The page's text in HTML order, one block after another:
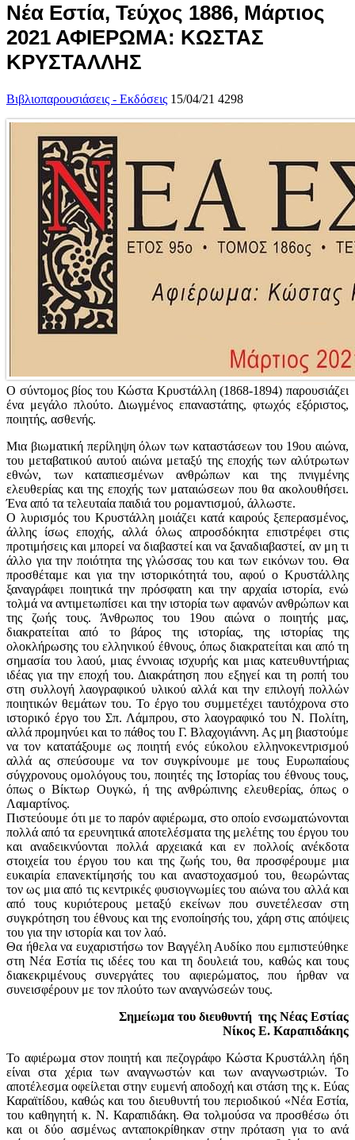
Νέα Εστία, Τεύχος 1886, Μάρτιος
2021 ΑΦΙΕΡΩΜΑ: ΚΩΣΤΑΣ
ΚΡΥΣΤΑΛΛΗΣ
Βιβλιοπαρουσιάσεις - Εκδόσεις 15/04/21 4298
Ο σύντομος βίος του Κώστα Κρυστάλλη (1868-1894) παρουσιάζει
ένα μεγάλο πλούτο. Διωγμένος επαναστάτης, φτωχός εξόριστος,
ποιητής, ασθενής.
Μια βιωματική περίληψη όλων των καταστάσεων του 19ου αιώνα,
του μεταβατικού αυτού αιώνα μεταξύ της εποχής των αλύτρωτων
εθνών, των καταπιεσμένων ανθρώπων και της πνιγμένης
ελευθερίας και της εποχής των ματαιώσεων που θα ακολουθήσει.
Ένα από τα τελευταία παιδιά του ρομαντισμού, άλλωστε.
Ο λυρισμός του Κρυστάλλη μοιάζει κατά καιρούς ξεπερασμένος,
άλλης ίσως εποχής, αλλά όλως απροσδόκητα επιστρέφει στις
προτιμήσεις και μπορεί να διαβαστεί και να ξαναδιαβαστεί, αν μη τι
άλλο για την ποιότητα της γλώσσας του και των εικόνων του. Θα
προσθέταμε και για την ιστορικότητά του, αφού ο Κρυστάλλης
ξαναγράφει ποιητικά την πρόσφατη και την αρχαία ιστορία, ενώ
τολμά να αντιμετωπίσει και την ιστορία των αφανών ανθρώπων και
της ζωής τους. Άνθρωπος του 19ου αιώνα ο ποιητής μας,
διακρατείται από το βάρος της ιστορίας, της ιστορίας της
ολοκλήρωσης του ελληνικού έθνους, όπως διακρατείται και από τη
σημασία του λαού, μιας έννοιας ισχυρής και μιας κατευθυντήριας
ιδέας για την εποχή του. Διακράτηση που εξηγεί και τη ροπή του
στη συλλογή λαογραφικού υλικού αλλά και την επιλογή πολλών
ποιητικών θεμάτων του. Το έργο του συμμετέχει ταυτόχρονα στο
ιστορικό έργο του Σπ. Λάμπρου, στο λαογραφικό του Ν. Πολίτη,
αλλά προμηνύει και το πάθος του Γ. Βλαχογιάννη. Ας μη βιαστούμε
να τον κατατάξουμε ως ποιητή ενός εύκολου ελληνοκεντρισμού
αλλά ας σπεύσουμε να τον συγκρίνουμε με τους Ευρωπαίους
σύγχρονους ομολόγους του, ποιητές της Ιστορίας του έθνους τους,
όπως ο Βίκτωρ Ουγκώ, ή της ανθρώπινης ελευθερίας, όπως ο
Λαμαρτίνος.
Πιστεύουμε ότι με το παρόν αφιέρωμα, στο οποίο ενσωματώνονται
πολλά από τα ερευνητικά αποτελέσματα της μελέτης του έργου του
και αναδεικνύονται πολλά αρχειακά και εν πολλοίς ανέκδοτα
στοιχεία του έργου του και της ζωής του, θα προσφέρουμε μια
ευκαιρία επανεκτίμησής του και αναστοχασμού του, θεωρώντας
τον ως μια από τις κεντρικές φυσιογνωμίες του αιώνα του αλλά και
από τους κυριότερους μεταξύ εκείνων που συνετέλεσαν στη
συγκρότηση του έθνους και της ενοποίησής του, χάρη στις απόψεις
του για την ιστορία και τον λαό.
Θα ήθελα να ευχαριστήσω τον Βαγγέλη Αυδίκο που εμπιστεύθηκε
στη Νέα Εστία τις ιδέες του και τη δουλειά του, καθώς και τους
διακεκριμένους συνεργάτες του αφιερώματος, που ήρθαν να
συνεισφέρουν με τον πλούτο των αναγνώσεών τους.
Σημείωμα του διευθυντή της Νέας Εστίας
Νίκος Ε. Καραπιδάκης
Το αφιέρωμα στον ποιητή και πεζογράφο Κώστα Κρυστάλλη ήδη
είναι στα χέρια των αναγνωστών και των αναγνωστριών. Το
αποτέλεσμα οφείλεται στην ευμενή αποδοχή και στάση της κ. Εύας
Καραϊτίδου, καθώς και του διευθυντή του περιοδικού «Νέα Εστία,
του καθηγητή κ. Ν. Καραπιδάκη. Θα τολμούσα να προσθέσω ότι
και οι δύο ασμένως ανταποκρίθηκαν στην πρόταση για το ανά